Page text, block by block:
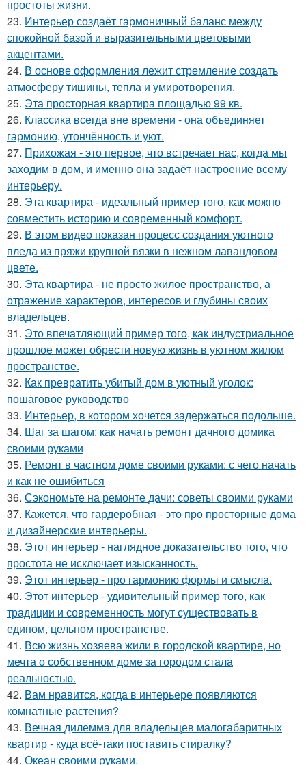
простоты жизни.
23. Интерьер создаёт гармоничный баланс между
спокойной базой и выразительными цветовыми
акцентами.
24. В основе оформления лежит стремление создать
атмосферу тишины, тепла и умиротворения.
25. Эта просторная квартира площадью 99 кв.
26. Классика всегда вне времени - она объединяет
гармонию, утончённость и уют.
27. Прихожая - это первое, что встречает нас, когда мы
заходим в дом, и именно она задаёт настроение всему
интерьеру.
28. Эта квартира - идеальный пример того, как можно
совместить историю и современный комфорт.
29. В этом видео показан процесс создания уютного
пледа из пряжи крупной вязки в нежном лавандовом
цвете.
30. Эта квартира - не просто жилое пространство, а
отражение характеров, интересов и глубины своих
владельцев.
31. Это впечатляющий пример того, как индустриальное
прошлое может обрести новую жизнь в уютном жилом
пространстве.
32. Как превратить убитый дом в уютный уголок:
пошаговое руководство
33. Интерьер, в котором хочется задержаться подольше.
34. Шаг за шагом: как начать ремонт дачного домика
своими руками
35. Ремонт в частном доме своими руками: с чего начать
и как не ошибиться
36. Сэкономьте на ремонте дачи: советы своими руками
37. Кажется, что гардеробная - это про просторные дома
и дизайнерские интерьеры.
38. Этот интерьер - наглядное доказательство того, что
простота не исключает изысканность.
39. Этот интерьер - про гармонию формы и смысла.
40. Этот интерьер - удивительный пример того, как
традиции и современность могут существовать в
едином, цельном пространстве.
41. Всю жизнь хозяева жили в городской квартире, но
мечта о собственном доме за городом стала
реальностью.
42. Вам нравится, когда в интерьере появляются
комнатные растения?
43. Вечная дилемма для владельцев малогабаритных
квартир - куда всё-таки поставить стиралку?
44. Океан своими руками.